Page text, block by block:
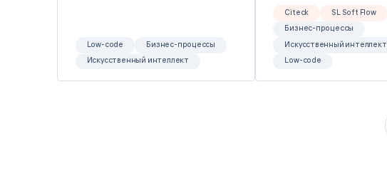
Low-code
Бизнес-процессы
Искусственный интеллект
Citeck
SL Soft Flow
Бизнес-процессы
Искусственный интеллект
Low-code